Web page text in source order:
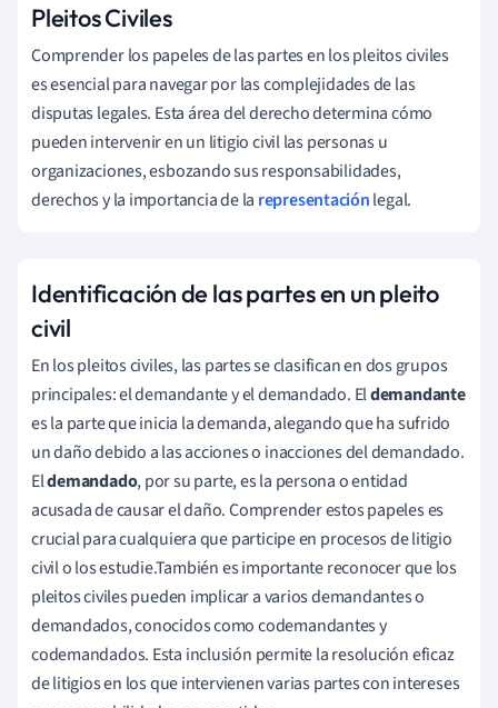
Pleitos Civiles
Comprender los papeles de las partes en los pleitos civiles
es esencial para navegar por las complejidades de las
disputas legales. Esta área del derecho determina cómo
pueden intervenir en un litigio civil las personas u
organizaciones, esbozando sus responsabilidades,
derechos y la importancia de la representaciónlegal.
Identificación de las partes en un pleito
civil
En los pleitos civiles, las partes se clasifican en dos grupos
principales: el demandante y el demandado. Eldemandante
es la parte que inicia la demanda, alegando que ha sufrido
un daño debido a las acciones o inacciones del demandado.
Eldemandado, por su parte, es la persona o entidad
acusada de causar el daño. Comprender estos papeles es
crucial para cualquiera que participe en procesos de litigio
civil o los estudie.También es importante reconocer que los
pleitos civiles pueden implicar a varios demandantes o
demandados, conocidos como codemandantes y
codemandados. Esta inclusión permite la resolución eficaz
de litigios en los que intervienen varias partes con intereses